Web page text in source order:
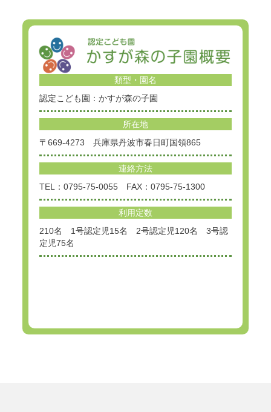
類型・園名
認定こども園：かすが森の子園
所在地
〒669-4273 兵庫県丹波市春日町国領865
連絡方法
TEL：0795-75-0055 FAX：0795-75-1300
利用定数
210名 1号認定児15名 2号認定児120名 3号認
定児75名